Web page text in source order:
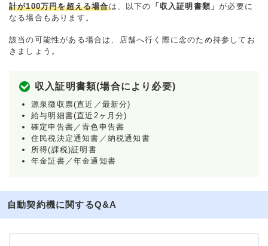
計が100万円を超える場合は、以下の 「収入証明書類」が必要に
なる場合もあります。
該当の可能性がある場合は、店舗へ行く際に念のため持参してお
きましょう。
収入証明書類(場合により必要)
源泉徴収票(直近／最新分)
給与明細書(直近2ヶ月分)
確定申告書／青色申告書
住民税決定通知書／納税通知書
所得(課税)証明書
年金証書／年金通知書
自動契約機に関するQ&A